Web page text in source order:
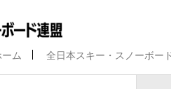
ム 全日本スキー・スノーボー